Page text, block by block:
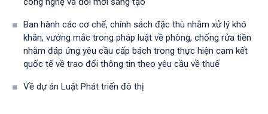
Ban hành các cơ chế, chính sách đặc thù nhằm xử lý khó
khăn, vướng mắc trong pháp luật về phòng, chống rửa tiền
nhằm đáp ứng yêu cầu cấp bách trong thực hiện cam kết
quốc tế về trao đổi thông tin theo yêu cầu về thuế
Về dự án Luật Phát triển đô thị